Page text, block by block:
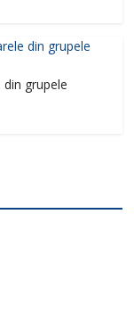
grupele